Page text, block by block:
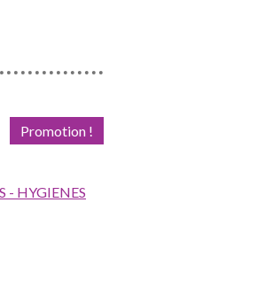
Promotion !
- HYGIENES